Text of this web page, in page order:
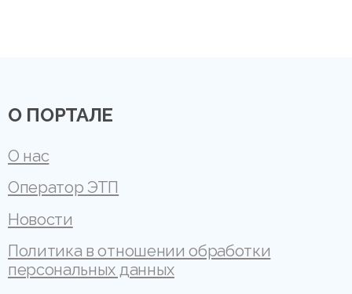
О ПОРТАЛЕ
О нас
Оператор ЭТП
Новости
Политика в отношении обработки
персональных данных